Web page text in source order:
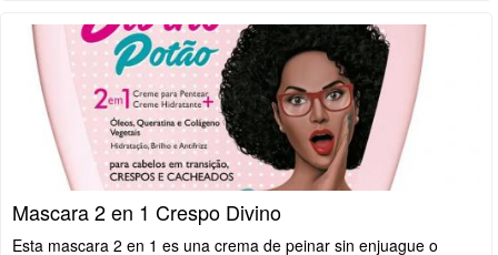
Mascara 2 en 1 Crespo Divino
Esta mascara 2 en 1 es una crema de peinar sin enjuague o